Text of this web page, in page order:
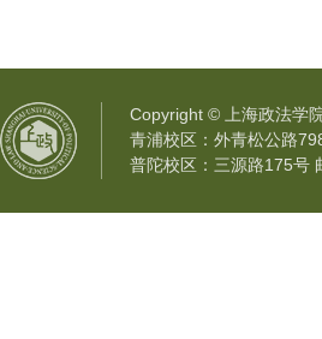
Copyright © 上海政法学
青浦校区：外青松公路
普陀校区：三源路175号